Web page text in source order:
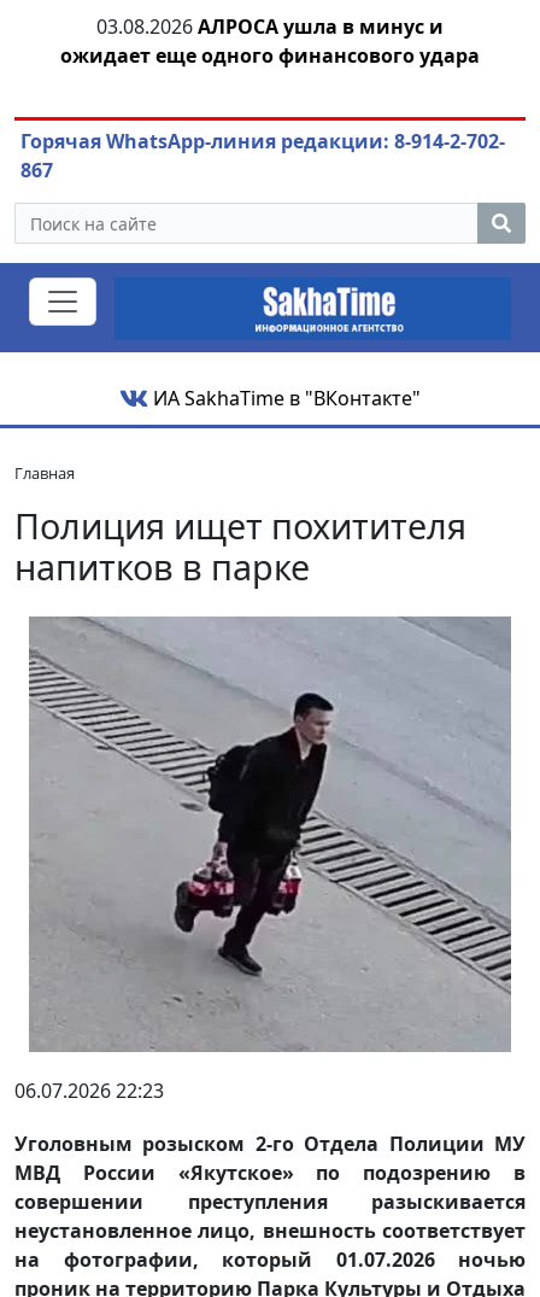
03.08.2026АЛРОСА ушла в минус и
ожидает еще одного финансового удара
Горячая WhatsApp-линия редакции: 8-914-2-702-
867
ИА SakhaTime в "ВКонтакте"
Главная
Полиция ищет похитителя
напитков в парке
06.07.2026 22:23
Уголовным розыском 2-го Отдела Полиции МУ
МВД России «Якутское» по подозрению в
совершении преступления разыскивается
неустановленное лицо, внешность соответствует
на фотографии, который 01.07.2026 ночью
проник на территорию Парка Культуры и Отдыха